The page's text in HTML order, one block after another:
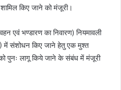
किए जाने को मंजूरी।
एवं भण्डारण का निवारण) नियमावली
संशोधन किए जाने हेतु एक मुश्त
पुनः लागू किये जाने के संबंध में मंजूरी